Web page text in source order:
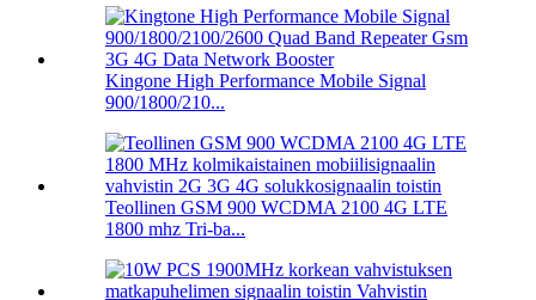
Kingone High Performance Mobile Signal
900/1800/210...
Teollinen GSM 900 WCDMA 2100 4G LTE
1800 mhz Tri-ba...